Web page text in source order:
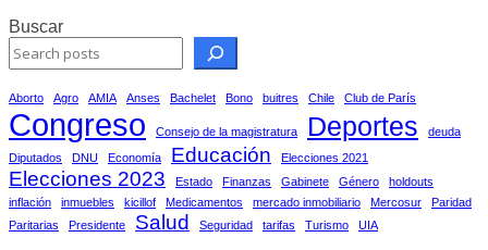
Buscar
Aborto Agro AMIA Anses Bachelet Bono buitres Chile Club de París
Congreso Consejo de la magistratura Deportes
deuda
Diputados
DNU Economía Educación Elecciones 2021
Elecciones 2023 Estado Finanzas Gabinete Género
holdouts
inflación
inmuebles kicillof Medicamentos mercado inmobiliario Mercosur
Paridad
Paritarias
Presidente Salud Seguridad tarifas Turismo UIA